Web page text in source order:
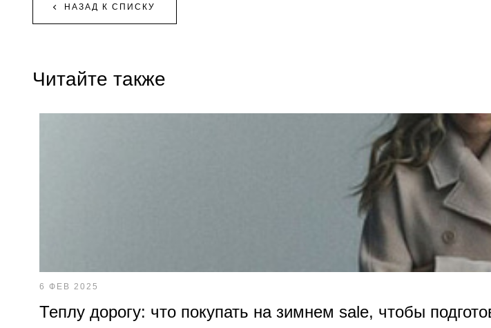
НАЗАД К СПИСКУ
Читайте также
6 ФЕВ 2025
Теплу дорогу: что покупать на зимнем sale, чтобы